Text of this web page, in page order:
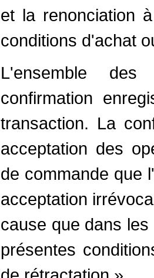
et la renonciation
conditions d'achat
L'ensemble
confirmation
transaction. La
acceptation des
de commande que
acceptation
cause que dans
présentes